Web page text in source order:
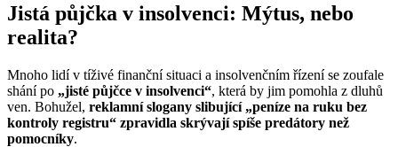
Jistá půjčka v insolvenci: Mýtus, nebo
realita?
Mnoho lidí v tíživé finanční situaci a insolvenčním řízení se zoufale
shání po „jisté půjčce v insolvenci“, která by jim pomohla z dluhů
ven. Bohužel, reklamní slogany slibující „peníze na ruku bez
kontroly registru“ zpravidla skrývají spíše predátory než
pomocníky.